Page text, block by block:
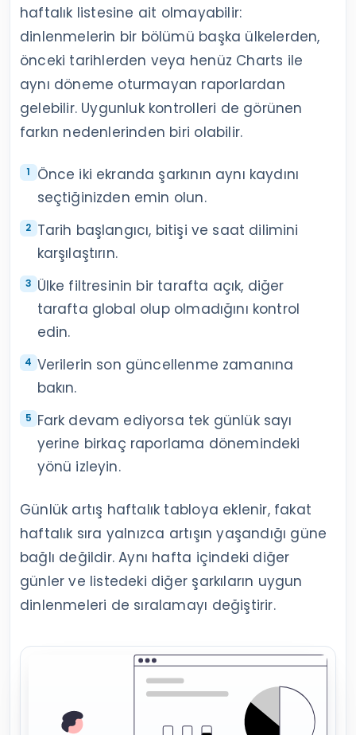
haftalık listesine ait olmayabilir:
dinlenmelerin bir bölümü başka ülkelerden,
önceki tarihlerden veya henüz Charts ile
aynı döneme oturmayan raporlardan
gelebilir. Uygunluk kontrolleri de görünen
farkın nedenlerinden biri olabilir.
Önce iki ekranda şarkının aynı kaydını
seçtiğinizden emin olun.
Tarih başlangıcı, bitişi ve saat dilimini
karşılaştırın.
Ülke filtresinin bir tarafta açık, diğer
tarafta global olup olmadığını kontrol
edin.
Verilerin son güncellenme zamanına
bakın.
Fark devam ediyorsa tek günlük sayı
yerine birkaç raporlama dönemindeki
yönü izleyin.
Günlük artış haftalık tabloya eklenir, fakat
haftalık sıra yalnızca artışın yaşandığı güne
bağlı değildir. Aynı hafta içindeki diğer
günler ve listedeki diğer şarkıların uygun
dinlenmeleri de sıralamayı değiştirir.